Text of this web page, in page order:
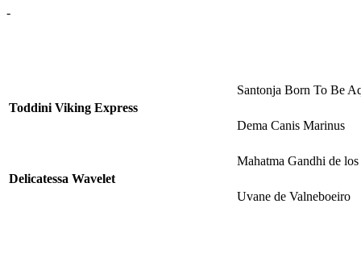
-
Toddini Viking Express
Santonja Born To Be
Dema Canis Marinus
Delicatessa Wavelet
Mahatma Gandhi de
Uvane de Valneboeiro